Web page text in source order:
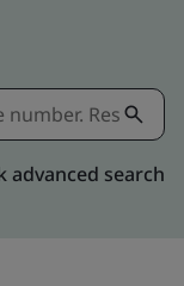
advanced search